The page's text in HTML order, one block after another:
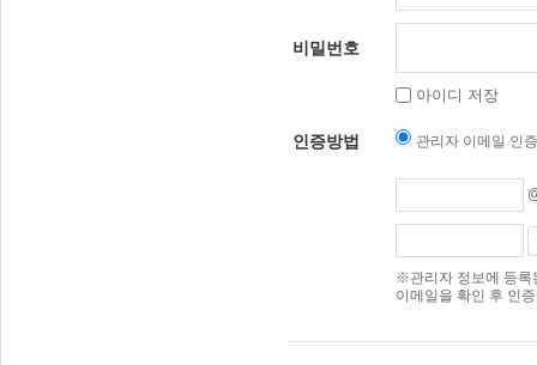
비밀번호
아이디 저장
인증방법 관리자 이메일 인증
※관리자 정보에 등록
이메일을 확인 후 인